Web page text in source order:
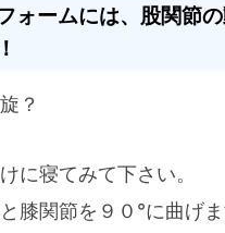
ォームには、股関節
？
に寝てみて下さい。
膝関節を９０°に曲げ